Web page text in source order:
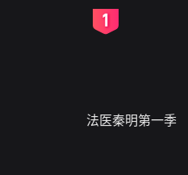
法医秦明第一季